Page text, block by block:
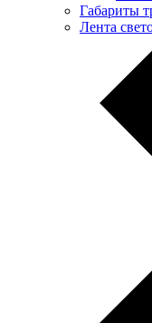
Габариты
Лента